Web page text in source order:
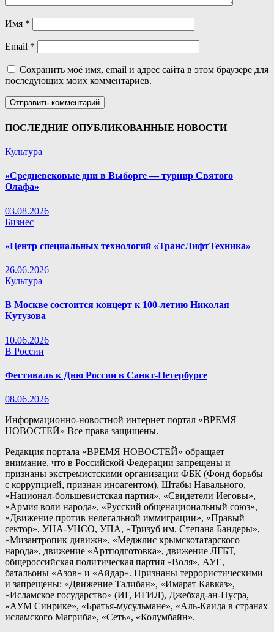
Имя *
Email *
Сохранить моё имя, email и адрес сайта в этом браузере для
последующих моих комментариев.
ПОСЛЕДНИЕ ОПУБЛИКОВАННЫЕ НОВОСТИ
Культура
«Средневековые дни в Выборге — турнир Святого
Олафа»
03.08.2026
Бизнес
«Центр специальных технологий «ТрансЛифтТехника»
26.06.2026
Культура
В Москве состоится концерт к 100-летию Николая
Кутузова
10.06.2026
В России
Фестиваль к Дню России в Санкт-Петербурге
08.06.2026
Информационно-новостной интернет портал «ВРЕМЯ
НОВОСТЕЙ» Все права защищены.
Редакция портала «ВРЕМЯ НОВОСТЕЙ» обращает
внимание, что в Российской Федерации запрещены и
признаны экстремистскими организации ФБК (Фонд борьбы
с коррупцией, признан иноагентом), Штабы Навального,
«Национал-большевистская партия», «Свидетели Иеговы»,
«Армия воли народа», «Русский общенациональный союз»,
«Движение против нелегальной иммиграции», «Правый
сектор», УНА-УНСО, УПА, «Тризуб им. Степана Бандеры»,
«Мизантропик дивижн», «Меджлис крымскотатарского
народа», движение «Артподготовка», движение ЛГБТ,
общероссийская политическая партия «Воля», АУЕ,
батальоны «Азов» и «Айдар». Признаны террористическими
и запрещены: «Движение Талибан», «Имарат Кавказ»,
«Исламское государство» (ИГ, ИГИЛ), Джебхад-ан-Нусра,
«АУМ Синрике», «Братья-мусульмане», «Аль-Каида в странах
исламского Магриба», «Сеть», «Колумбайн».